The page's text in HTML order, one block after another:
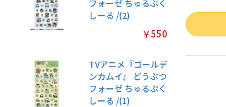
フォーゼ ちゅるぷく
しーる /(2)
￥550
TVアニメ『ゴールデ
ンカムイ』 どうぶつ
フォーゼ ちゅるぷく
しーる /(1)
数量